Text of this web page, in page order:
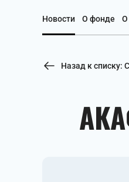
Новости О фонде О
Назад к списку: